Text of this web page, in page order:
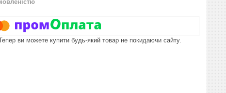
ви можете купити будь-який товар не покидаючи сайту.